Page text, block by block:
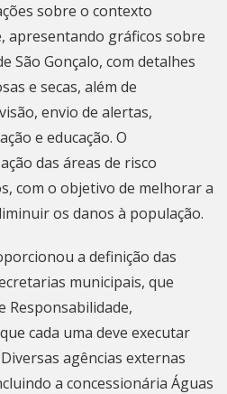
sobre o contexto
apresentando gráficos sobre
São Gonçalo, com detalhes
e secas, além de
envio de alertas,
e educação. O
das áreas de risco
com o objetivo de melhorar a
os danos à população.
a definição das
municipais, que
Responsabilidade,
cada uma deve executar
agências externas
a concessionária Águas